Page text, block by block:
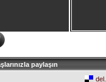
paylaşın